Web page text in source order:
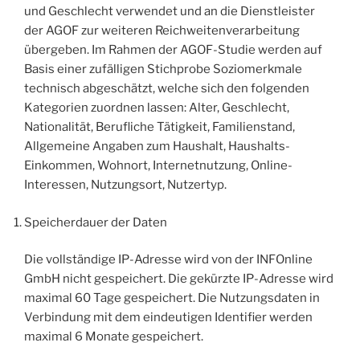
und Geschlecht verwendet und an die Dienstleister
der AGOF zur weiteren Reichweitenverarbeitung
übergeben. Im Rahmen der AGOF-Studie werden auf
Basis einer zufälligen Stichprobe Soziomerkmale
technisch abgeschätzt, welche sich den folgenden
Kategorien zuordnen lassen: Alter, Geschlecht,
Nationalität, Berufliche Tätigkeit, Familienstand,
Allgemeine Angaben zum Haushalt, Haushalts-
Einkommen, Wohnort, Internetnutzung, Online-
Interessen, Nutzungsort, Nutzertyp.
Speicherdauer der Daten
Die vollständige IP-Adresse wird von der INFOnline
GmbH nicht gespeichert. Die gekürzte IP-Adresse wird
maximal 60 Tage gespeichert. Die Nutzungsdaten in
Verbindung mit dem eindeutigen Identifier werden
maximal 6 Monate gespeichert.